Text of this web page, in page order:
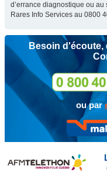
d’errance diagnostique ou
Rares Info Services au 0800
Besoin
ou par